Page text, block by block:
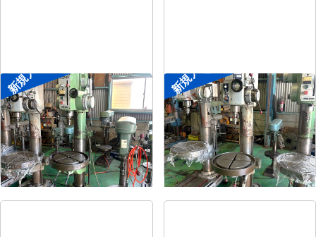
新規入荷
直立ボール盤
メーカー 森精機
形 式YD2-55
年 式-
新規入荷
直立ボール盤
メーカー 吉良
形 式 KRTG-540
年 式 -